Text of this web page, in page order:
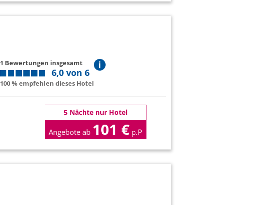
1 Bewertungen insgesamt
6,0 von 6
100 % empfehlen dieses Hotel
5 Nächte nur Hotel
Angebote ab 101 € p.P